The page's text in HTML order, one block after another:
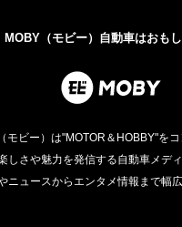
MOBY（モビー）自動車はおもし
モビー）は"MOTOR＆HOBBY"を
しさや魅力を発信する自動車メデ
ニュースからエンタメ情報まで幅